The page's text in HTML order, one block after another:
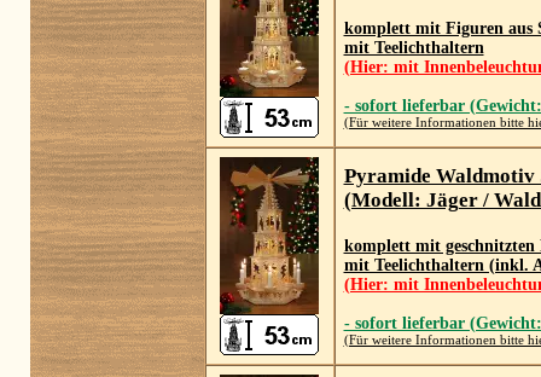
komplett mit Figuren aus
mit Teelichthaltern
(Hier: mit
- sofort lieferbar
(Für weitere Informationen bitte
Pyramide Waldmotiv
(Modell: Jäger /
komplett mit geschnitzten
mit Teelichthaltern (inkl.
(Hier: mit
- sofort lieferbar
(Für weitere Informationen bitte